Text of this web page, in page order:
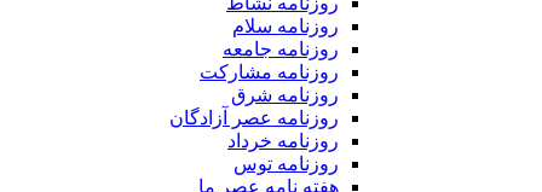
روزنامه سلام
روزنامه جامعه
روزنامه مشارکت
روزنامه شرق
روزنامه عصر آزادگان
روزنامه خرداد
روزنامه توس
هفته نامه عصر ما